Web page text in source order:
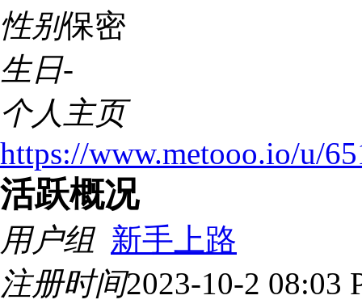
性别保密
生日-
个人主页
https://www.metooo.io/u/
活跃概况
用户组 新手上路
注册时间2023-10-2 08:03